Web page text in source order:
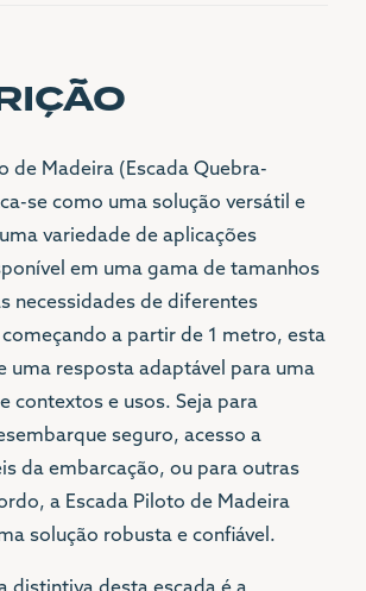
de Madeira (Escada Quebra-
se como uma solução versátil e
variedade de aplicações
em uma gama de tamanhos
necessidades de diferentes
a partir de 1 metro, esta
uma resposta adaptável para uma
contextos e usos. Seja para
seguro, acesso a
da embarcação, ou para outras
a Escada Piloto de Madeira
solução robusta e confiável.